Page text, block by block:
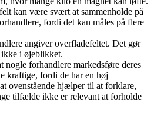
kan være svært at sammenholde på
fordi det kan måles på flere
angiver overfladefeltet. Det gør
i øjeblikket.
forhandlere markedsføre deres
kraftige, fordi de har en høj
ovenstående hjælper til at forklare,
tilfælde ikke er relevant at forholde